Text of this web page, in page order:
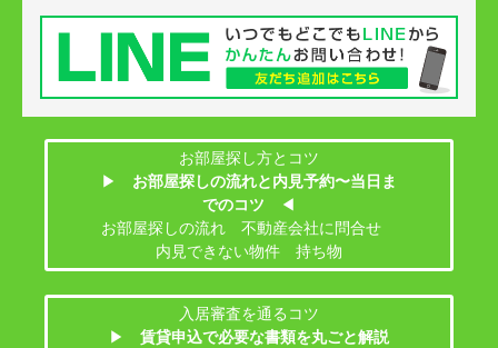
お部屋探し方とコツ
▶
お部屋探しの流れと内見予約〜当日ま
でのコツ
◀
お部屋探しの流れ 不動産会社に問合せ
内見できない物件 持ち物
入居審査を通るコツ
▶
賃貸申込で必要な書類を丸ごと解説